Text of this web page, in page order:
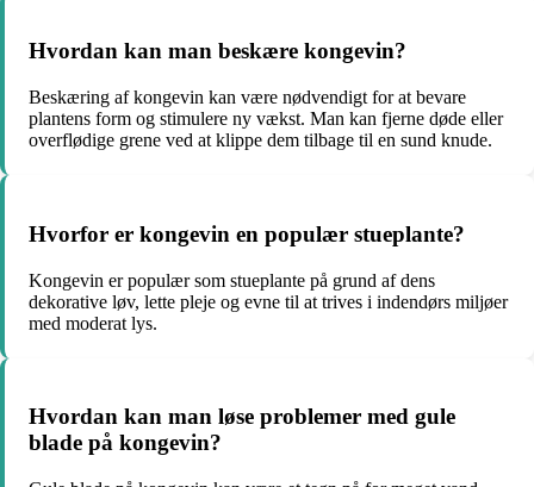
Hvordan kan man beskære kongevin?
Beskæring af kongevin kan være nødvendigt for at bevare
plantens form og stimulere ny vækst. Man kan fjerne døde eller
overflødige grene ved at klippe dem tilbage til en sund knude.
Hvorfor er kongevin en populær stueplante?
Kongevin er populær som stueplante på grund af dens
dekorative løv, lette pleje og evne til at trives i indendørs miljøer
med moderat lys.
Hvordan kan man løse problemer med gule
blade på kongevin?